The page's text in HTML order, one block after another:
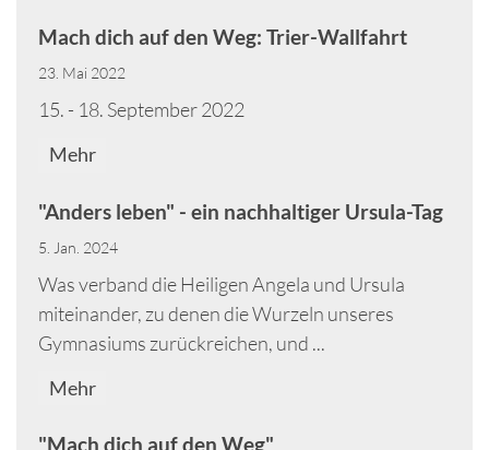
Mach dich auf den Weg: Trier-Wallfahrt
23. Mai 2022
15. - 18. September 2022
Mehr
"Anders leben" - ein nachhaltiger Ursula-Tag
5. Jan. 2024
Was verband die Heiligen Angela und Ursula
miteinander, zu denen die Wurzeln unseres
Gymnasiums zurückreichen, und ...
Mehr
"Mach dich auf den Weg"